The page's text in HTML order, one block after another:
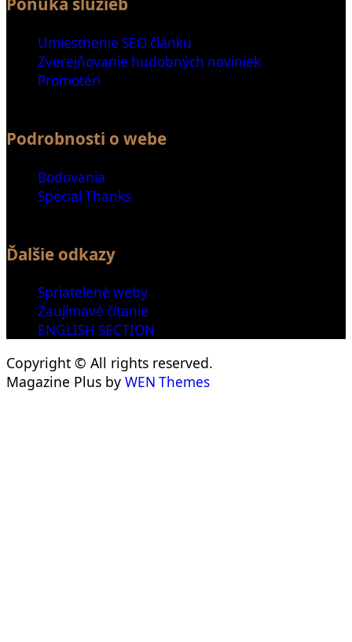
Umiestnenie SEO článku
Zverejňovanie hudobných noviniek
Promotéri
Podrobnosti o webe
Bodovania
Special Thanks
Ďalšie odkazy
Spriatelené weby
Zaujímavé čítanie
ENGLISH SECTION
Copyright © All rights reserved.
Magazine Plus by WEN Themes